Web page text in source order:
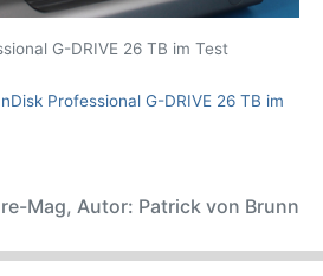
G-DRIVE 26 TB im Test
Professional G-DRIVE 26 TB im
Mag, Autor: Patrick von Brunn